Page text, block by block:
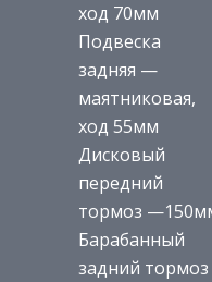
ход 70мм
Подвеска
задняя —
маятниковая,
ход 55мм
Дисковый
передний
тормоз
Барабанный
задний тормоз